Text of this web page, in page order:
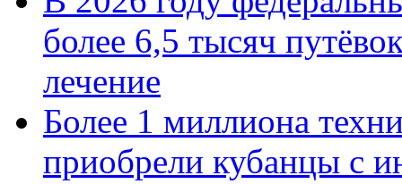
более 6,5 тысяч
лечение
Более 1 миллиона
приобрели кубанцы с